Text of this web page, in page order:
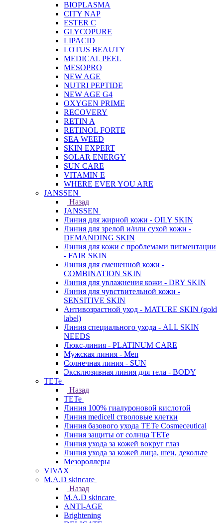
BIOPLASMA
CITY NAP
ESTER C
GLYCOPURE
LIPACID
LOTUS BEAUTY
MEDICAL PEEL
MESOPRO
NEW AGE
NUTRI PEPTIDE
NEW AGE G4
OXYGEN PRIME
RECOVERY
RETIN A
RETINOL FORTE
SEA WEED
SKIN EXPERT
SOLAR ENERGY
SUN CARE
VITAMIN E
WHERE EVER YOU ARE
JANSSEN
Назад
JANSSEN
Линия для жирной кожи - OILY SKIN
Линия для зрелой и/или сухой кожи -
DEMANDING SKIN
Линия для кожи с проблемами пигментации
- FAIR SKIN
Линия для смешенной кожи -
COMBINATION SKIN
Линия для увлажнения кожи - DRY SKIN
Линия для чувствительной кожи -
SENSITIVE SKIN
Антивозрастной уход - MATURE SKIN (gold
label)
Линия специального ухода - ALL SKIN
NEEDS
Люкс-линия - PLATINUM CARE
Мужская линия - Men
Солнечная линия - SUN
Эксклюзивная линия для тела - BODY
TETe
Назад
TETe
Линия 100% гиалуроновой кислотой
Линия medicell стволовые клетки
Линия базового ухода TETe Cosmeceutical
Линия защиты от солнца TETe
Линия ухода за кожей вокруг глаз
Линия ухода за кожей лица, шеи, декольте
Мезороллеры
VIVAX
M.A.D skincare
Назад
M.A.D skincare
ANTI-AGE
Brightening